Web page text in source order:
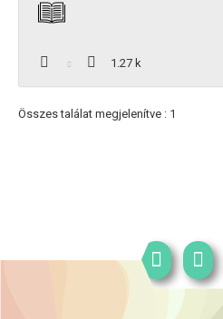
1.27 k
Összes találat megjelenítve : 1